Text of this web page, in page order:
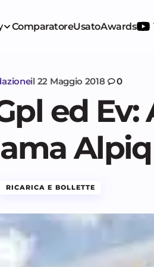
ComparatoreUsatoAwards
il 22 Maggio 2018 0
ed Ev:
Alpiq
RICARICA E BOLLETTE